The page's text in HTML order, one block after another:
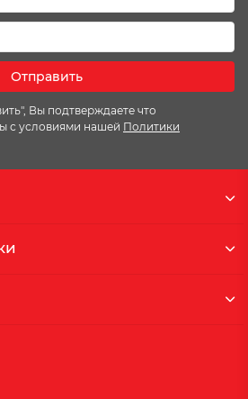
Отправить
Вы подтверждаете что
с условиями нашей Политики